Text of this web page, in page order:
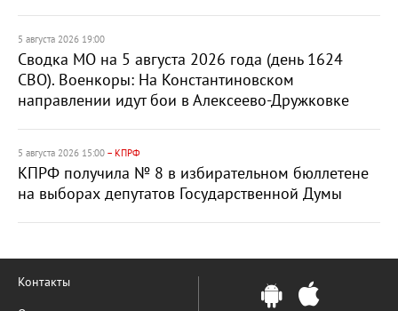
5 августа 2026 19:00
Сводка МО на 5 августа 2026 года (день 1624
СВО). Военкоры: На Константиновском
направлении идут бои в Алексеево-Дружковке
5 августа 2026 15:00 – КПРФ
КПРФ получила № 8 в избирательном бюллетене
на выборах депутатов Государственной Думы
Контакты